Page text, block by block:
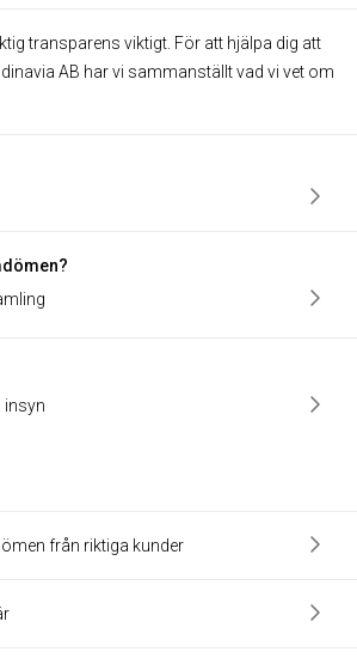
transparens viktigt. För att hjälpa dig att
AB har vi sammanställt vad vi vet om
insyn
från riktiga kunder